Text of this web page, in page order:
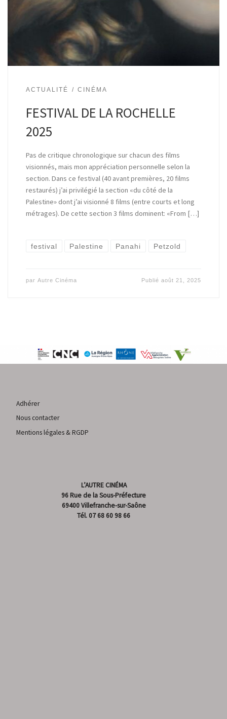
ACTUALITÉ CINÉMA
FESTIVAL DE LA ROCHELLE
2025
Pas de critique chronologique sur chacun des films
visionnés, mais mon appréciation personnelle selon la
section. Dans ce festival (40 avant premières, 20 films
restaurés) j’ai privilégié la section «du côté de la
Palestine» dont j’ai visionné 8 films (entre courts et long
métrages). De cette section 3 films dominent: «From […]
festival Palestine Panahi Petzold
par Autre Cinéma Publiéaoût 21, 2025
Adhérer
Nous contacter
Mentions légales & RGDP
L’AUTRE CINÉMA
96 Rue de la Sous-Préfecture
69400 Villefranche-sur-Saône
Tél. 07 68 60 98 66